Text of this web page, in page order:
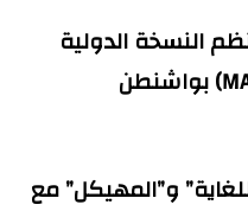
النسخة الدولية
و”المهيكل” مع